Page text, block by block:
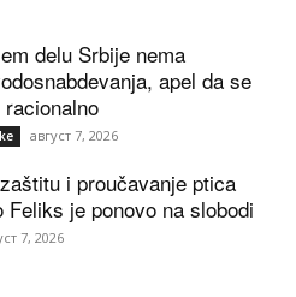
delu Srbije nema
apel da se
август 7, 2026
i proučavanje ptica
Feliks je ponovo na slobodi
7, 2026